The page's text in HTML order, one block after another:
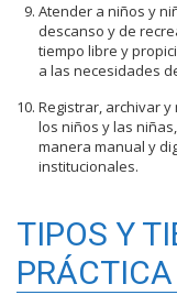
Atender a niños y
descanso y de
tiempo libre y
a las necesidades
Registrar, archivar
los niños y las
manera manual y
institucionales.
TIPOS Y
PRÁCTICA